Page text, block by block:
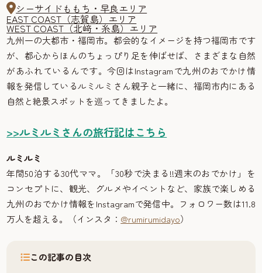
シーサイドももち・早良エリア
EAST COAST（志賀島）エリア
WEST COAST（北﨑・糸島）エリア
九州一の大都市・福岡市。都会的なイメージを持つ福岡市です
が、都心からほんのちょっぴり足を伸ばせば、さまざまな自然
があふれているんです。今回はInstagramで九州のおでかけ情
報を発信しているルミルミさん親子と一緒に、福岡市内にある
自然と絶景スポットを巡ってきましたよ。
>>ルミルミさんの旅行記はこちら
ルミルミ
年間50泊する30代ママ。「30秒で決まる!!週末のおでかけ」を
コンセプトに、観光、グルメやイベントなど、家族で楽しめる
九州のおでかけ情報をInstagramで発信中。フォロワー数は11.8
万人を超える。（インスタ： @rumirumidayo）
この記事の目次